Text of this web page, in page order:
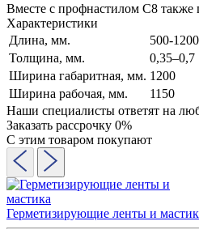
Вместе с профнастилом С8 также
Характеристики
Длина, мм.
500-
Толщина, мм.
0,35–0,7
Ширина габаритная, мм. 1200
Ширина рабочая, мм.
1150
Наши специалисты ответят на
Заказать рассрочку 0%
С этим товаром покупают
Герметизирующие ленты и